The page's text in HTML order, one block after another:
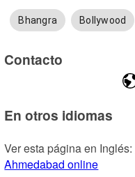
Bhangra Bollywood
Contacto
En otros idiomas
Ver esta página en Inglés:
Ahmedabad online